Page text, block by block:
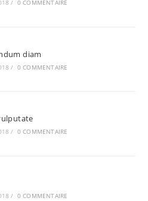
/ 0 COMMENTAIRE
diam
/ 0 COMMENTAIRE
/ 0 COMMENTAIRE
/ 0 COMMENTAIRE